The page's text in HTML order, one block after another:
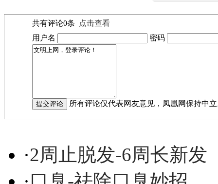
共有评论0条
点击查看
用户名
密码
所有评论仅代表网友意见，凤凰网保持中
·2周止脱发-6周长新发